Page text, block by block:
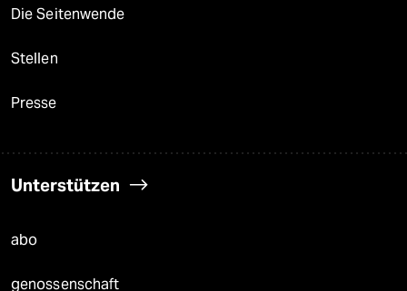
Die Seitenwende
Stellen
Presse
Unterstützen
abo
genossenschaft